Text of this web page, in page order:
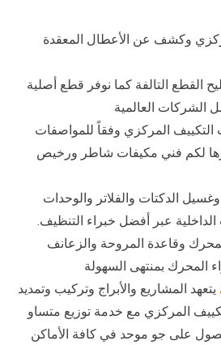
وكشف عن الأعطال المعقدة
القطع التالفة كما نوفر قطع أصلية
الشركات العالمية
التكييف المركزي وفقاً للمواصفات
لكم فني مكيفات شاطر ورخيص
الدكتات والفلاتر والوحدات
الداخلية عبر أفضل خبراء التنظيف.
وقاعدة المروحة والزعانف
المحرك بمنتهى السهولة
يتعهد المشاريع والأبراج وتركيب وتمديد
المركزي مع خدمة توزيع متساو
على جو موحد في كافة الأماكن